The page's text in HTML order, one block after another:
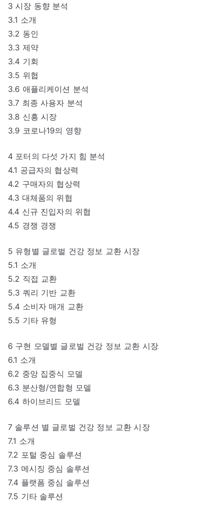
3 시장 동향 분석
3.1 소개
3.2 동인
3.3 제약
3.4 기회
3.5 위협
3.6 애플리케이션 분석
3.7 최종 사용자 분석
3.8 신흥 시장
3.9 코로나19의 영향
4 포터의 다섯 가지 힘 분석
4.1 공급자의 협상력
4.2 구매자의 협상력
4.3 대체품의 위협
4.4 신규 진입자의 위협
4.5 경쟁 경쟁
5 유형별 글로벌 건강 정보 교환 시장
5.1 소개
5.2 직접 교환
5.3 쿼리 기반 교환
5.4 소비자 매개 교환
5.5 기타 유형
6 구현 모델별 글로벌 건강 정보 교환 시장
6.1 소개
6.2 중앙 집중식 모델
6.3 분산형/연합형 모델
6.4 하이브리드 모델
7 솔루션 별 글로벌 건강 정보 교환 시장
7.1 소개
7.2 포털 중심 솔루션
7.3 메시징 중심 솔루션
7.4 플랫폼 중심 솔루션
7.5 기타 솔루션